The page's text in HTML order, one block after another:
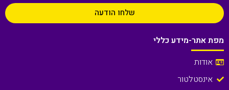
שלחו הודעה
מפת אתר-מידע כללי
אודות
אינסטלטור